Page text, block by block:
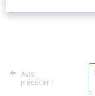
Avis
précédent